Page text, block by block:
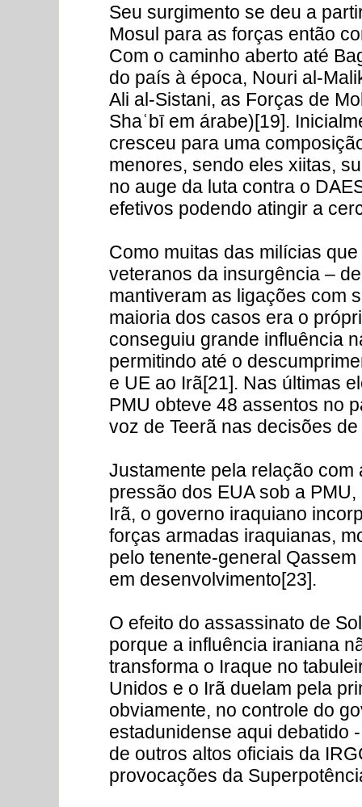
Seu surgimento se deu a
Mosul para as forças então
Com o caminho aberto até
do país à época, Nouri al-
Ali al-Sistani, as Forças de
Shaʿbī em árabe)[19].
cresceu para uma
menores, sendo eles xiitas,
no auge da luta contra o
efetivos podendo atingir a
Como muitas das milícias
veteranos da insurgência –
mantiveram as ligações com
maioria dos casos era o
conseguiu grande influência
permitindo até o
e UE ao Irã[21]. Nas últimas
PMU obteve 48 assentos no
voz de Teerã nas decisões
Justamente pela relação
pressão dos EUA sob a
Irã, o governo iraquiano
forças armadas iraquianas,
pelo tenente-general
em desenvolvimento[23].
O efeito do assassinato de
porque a influência iraniana
transforma o Iraque no
Unidos e o Irã duelam pela
obviamente, no controle do
estadunidense aqui debatido
de outros altos oficiais da
provocações da